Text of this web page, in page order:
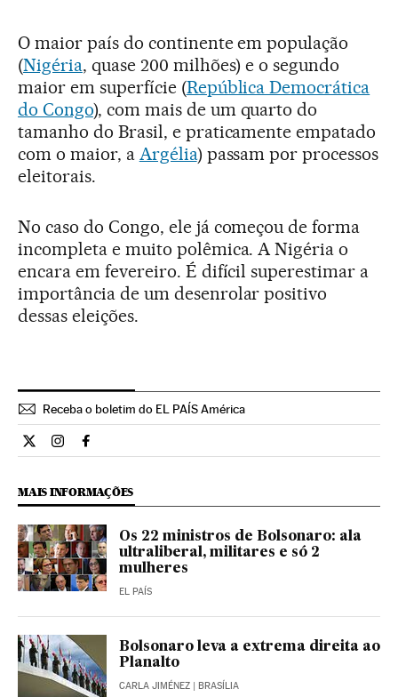
O maior país do continente em população
(Nigéria, quase 200 milhões) e o segundo
maior em superfície (República Democrática
do Congo), com mais de um quarto do
tamanho do Brasil, e praticamente empatado
com o maior, a Argélia) passam por processos
eleitorais.
No caso do Congo, ele já começou de forma
incompleta e muito polêmica. A Nigéria o
encara em fevereiro. É difícil superestimar a
importância de um desenrolar positivo
dessas eleições.
Receba o boletim do EL PAÍS América
Internacional El País Brasil en Twitter
Internacional El País Brasil en Instagram
Internacional El País Brasil en Facebook
MAIS INFORMAÇÕES
Os 22 ministros de Bolsonaro: ala
ultraliberal, militares e só 2
mulheres
EL PAÍS
Bolsonaro leva a extrema direita ao
Planalto
CARLA JIMÉNEZ | BRASÍLIA